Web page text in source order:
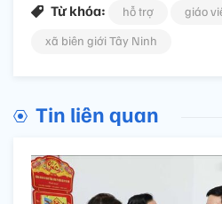
Từ khóa: hỗ trợ giáo
xã biên giới Tây Ninh
Tin liên quan